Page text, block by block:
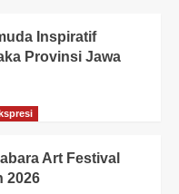
Inspiratif
Provinsi Jawa
Art Festival
2026